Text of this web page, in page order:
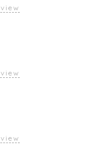
view
view
view